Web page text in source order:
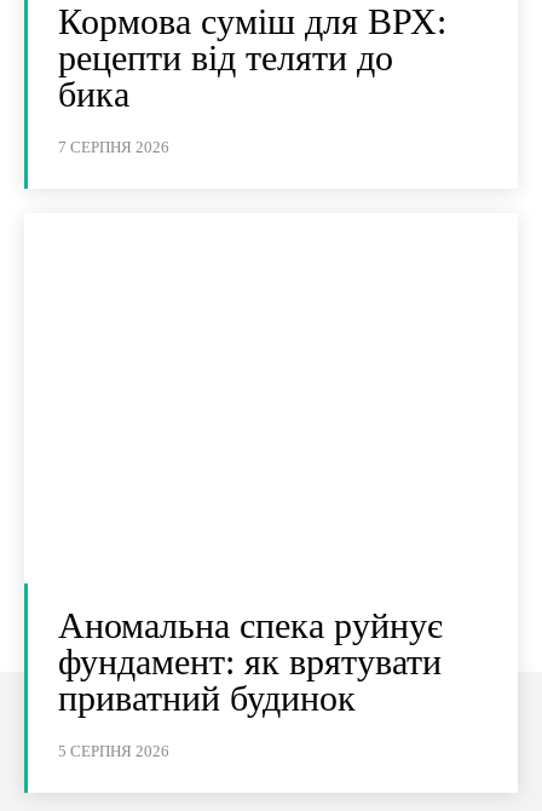
Кормова суміш для ВРХ:
рецепти від теляти до
бика
7 СЕРПНЯ 2026
Аномальна спека руйнує
фундамент: як врятувати
приватний будинок
5 СЕРПНЯ 2026